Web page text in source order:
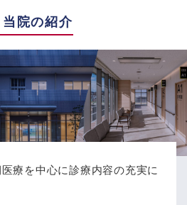
当院の紹介
療を中心に診療内容の充実に